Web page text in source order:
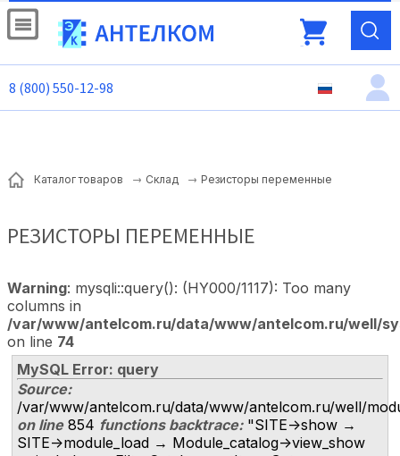
8 (800) 550-12-98
Каталог товаров Склад Резисторы переменные
РЕЗИСТОРЫ ПЕРЕМЕННЫЕ
Warning: mysqli::query(): (HY000/1117): Too many
columns in
/var/www/antelcom.ru/data/www/antelcom.ru/well/
on line 74
MySQL Error: query
Source:
/var/www/antelcom.ru/data/www/antelcom.ru/well/
on line854 functions backtrace:"SITE->show →
SITE->module_load → Module_catalog->view_show